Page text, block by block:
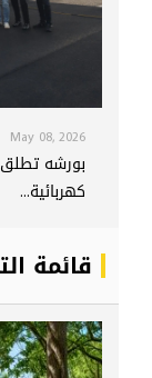
May 08, 2026
كهربائية...
قائمة